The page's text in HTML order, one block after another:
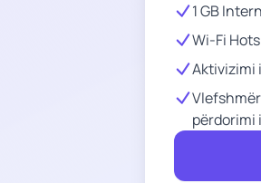
1 GB
Wi-Fi
Aktivizimi
përdorimi